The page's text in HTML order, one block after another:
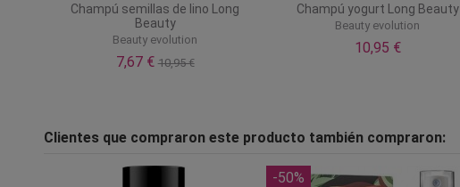
Champú semillas de lino Long
Beauty
Beauty evolution
7,67 € 10,95 €
Champú yogurt Long Beauty
Beauty evolution
10,95 €
Clientes que compraron este producto también compraron:
-50%